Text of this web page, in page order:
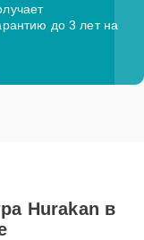
до 3 лет на
Hurakan в